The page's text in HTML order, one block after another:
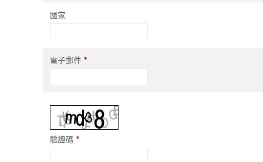
國家
電子郵件 *
驗證碼 *